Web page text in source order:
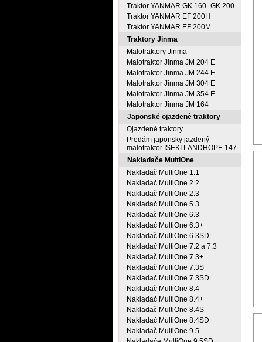
Traktor YANMAR GK 160- GK 200
Traktor YANMAR EF 200H
Traktor YANMAR EF 200M
Traktory Jinma
Malotraktory Jinma
Malotraktor Jinma JM 204 E
Malotraktor Jinma JM 244 E
Malotraktor Jinma JM 304 E
Malotraktor Jinma JM 354 E
Malotraktor Jinma JM 164
Japonské ojazdené traktory
Ojazdené traktory
Predám japonsky jazdený
malotraktor ISEKI LANDHOPE 147
Nakladače MultiOne
Nakladač MultiOne 1.1
Nakladač MultiOne 2.2
Nakladač MultiOne 2.3
Nakladač MultiOne 5.3
Nakladač MultiOne 6.3
Nakladač MultiOne 6.3+
Nakladač MultiOne 6.3SD
Nakladač MultiOne 7.2 a 7.3
Nakladač MultiOne 7.3+
Nakladač MultiOne 7.3S
Nakladač MultiOne 7.3SD
Nakladač MultiOne 8.4
Nakladač MultiOne 8.4+
Nakladač MultiOne 8.4S
Nakladač MultiOne 8.4SD
Nakladač MultiOne 9.5